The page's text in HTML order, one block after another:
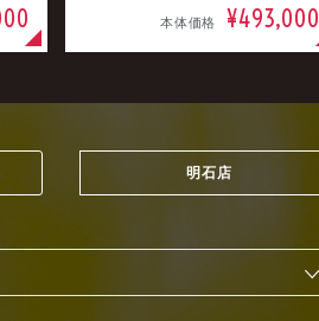
本体価格 ¥493,000
明石店